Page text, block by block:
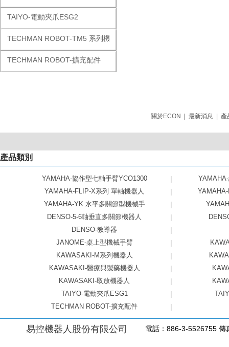
TAIYO-電動夾爪ESG2
TECHMAN ROBOT-TM5 系列機器人
TECHMAN ROBOT-擴充配件
關於ECON 最新消息 產
產品類別
YAMAHA-協作型七軸手臂YCO1300 |
YAMAHA-FLIP-X系列 單軸機器人
|
YAMAHA-YK 水平多關節型機械手
|
DENSO-5-6軸垂直多關節機器人
|
DENSO-教導器
|
JANOME-桌上型機械手臂
|
KAWASAKI-M系列機器人
|
KAWASAKI-醫療與製藥機器人
|
KAWASAKI-取放機器人
|
TAIYO-電動夾爪ESG1
|
TECHMAN ROBOT-擴充配件
|
易控機器人股份有限公司 電話：886-3-5526755